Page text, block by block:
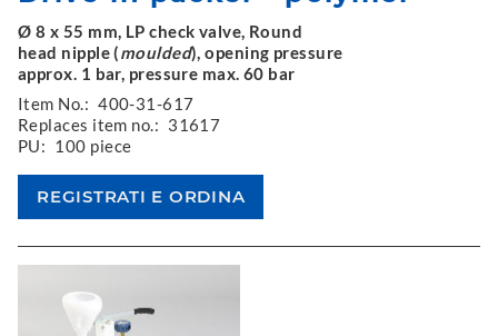
Ø 8 x 55 mm, LP check valve, Round
head nipple (moulded), opening pressure
approx. 1 bar, pressure max. 60 bar
Item No.: 400-31-617
Replaces item no.: 31617
PU: 100 piece